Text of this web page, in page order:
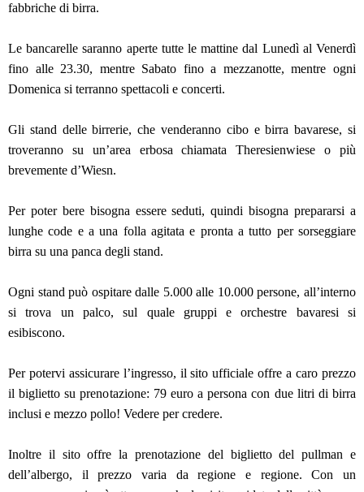
fabbriche di birra.
Le bancarelle saranno aperte tutte le mattine dal Lunedì al Venerdì
fino alle 23.30, mentre Sabato fino a mezzanotte, mentre ogni
Domenica si terranno spettacoli e concerti.
Gli stand delle birrerie, che venderanno cibo e birra bavarese, si
troveranno su un’area erbosa chiamata Theresienwiese o più
brevemente d’Wiesn.
Per poter bere bisogna essere seduti, quindi bisogna prepararsi a
lunghe code e a una folla agitata e pronta a tutto per sorseggiare
birra su una panca degli stand.
Ogni stand può ospitare dalle 5.000 alle 10.000 persone, all’interno
si trova un palco, sul quale gruppi e orchestre bavaresi si
esibiscono.
Per potervi assicurare l’ingresso, il sito ufficiale offre a caro prezzo
il biglietto su prenotazione: 79 euro a persona con due litri di birra
inclusi e mezzo pollo! Vedere per credere.
Inoltre il sito offre la prenotazione del biglietto del pullman e
dell’albergo, il prezzo varia da regione e regione. Con un